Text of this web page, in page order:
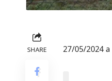
SHARE 27/05/2024 a